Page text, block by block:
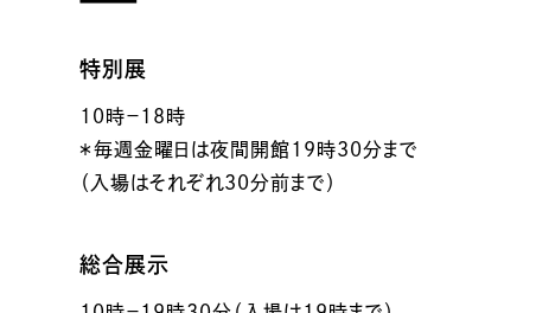
特別展
10時－18時
＊毎週金曜日は夜間開館19時30分まで
（入場はそれぞれ30分前まで）
総合展示